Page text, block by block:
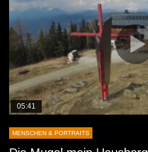
05:41
MENSCHEN & PORTRAITS